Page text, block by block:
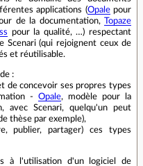
applications (Opalepour
de la documentation,
Topaze
pour la qualité, …) respectant
Scenari (qui rejoignent ceux de
et réutilisable.
:
de concevoir ses propres types
- Opale, modèle pour la
avec Scenari, quelqu'un peut
thèse par exemple),
publier, partager) ces types
à l'utilisation d'un logiciel de